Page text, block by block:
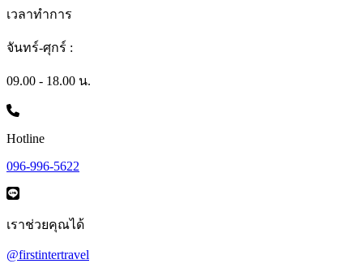
เวลาทำการ
จันทร์-ศุกร์ :
09.00 - 18.00 น.
Hotline
096-996-5622
เราช่วยคุณได้
@firstintertravel